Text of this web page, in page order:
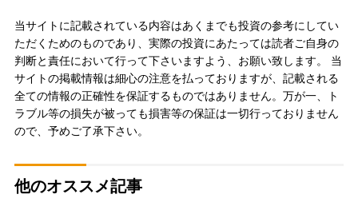
当サイトに記載されている内容はあくまでも投資の参考にしてい
ただくためのものであり、実際の投資にあたっては読者ご自身の
判断と責任において行って下さいますよう、お願い致します。 当
サイトの掲載情報は細心の注意を払っておりますが、記載される
全ての情報の正確性を保証するものではありません。万が一、ト
ラブル等の損失が被っても損害等の保証は一切行っておりません
ので、予めご了承下さい。
他のオススメ記事